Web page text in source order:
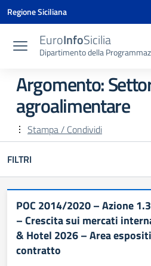
Vai ai contenuti
Vai al menu di navigazione
Vai al footer
Vai al banner delle Cookie Policy
Regione Siciliana
EuroInfoSicilia
Dipartimento della
Argomento:
agroalimentare
Stampa / Condividi
FILTRI
POC 2014/2020 – Azione
– Crescita sui mercati
& Hotel 2026 – Area
contratto